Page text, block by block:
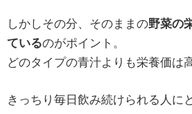
しかしその分、そのままの野菜の
ているのがポイント。
どのタイプの青汁よりも栄養価は
きっちり毎日飲み続けられる人に